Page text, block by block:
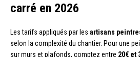
carré en 2026
Les tarifs appliqués par les artisans
selon la complexité du chantier. Pour une
sur murs et plafonds, comptez entre 20€ et